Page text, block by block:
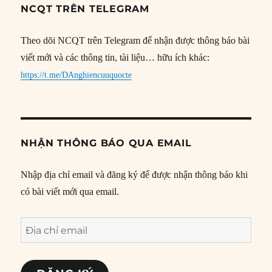
NCQT TRÊN TELEGRAM
Theo dõi NCQT trên Telegram để nhận được thông báo bài
viết mới và các thông tin, tài liệu… hữu ích khác:
https://t.me/DAnghiencuuquocte
NHẬN THÔNG BÁO QUA EMAIL
Nhập địa chỉ email và đăng ký để được nhận thông báo khi
có bài viết mới qua email.
Địa
chỉ
email